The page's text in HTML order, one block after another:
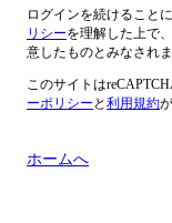
ログインを続けること
リシーを理解した上で
意したものとみなされま
このサイトは
ーポリシー と利用規約
ホームへ